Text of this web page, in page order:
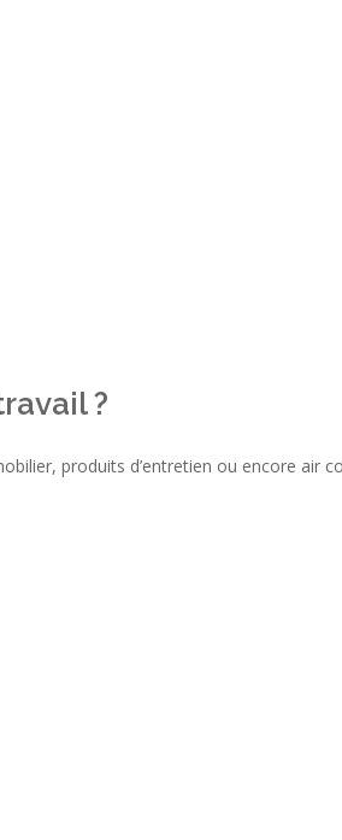
?
produits d’entretien ou encore air